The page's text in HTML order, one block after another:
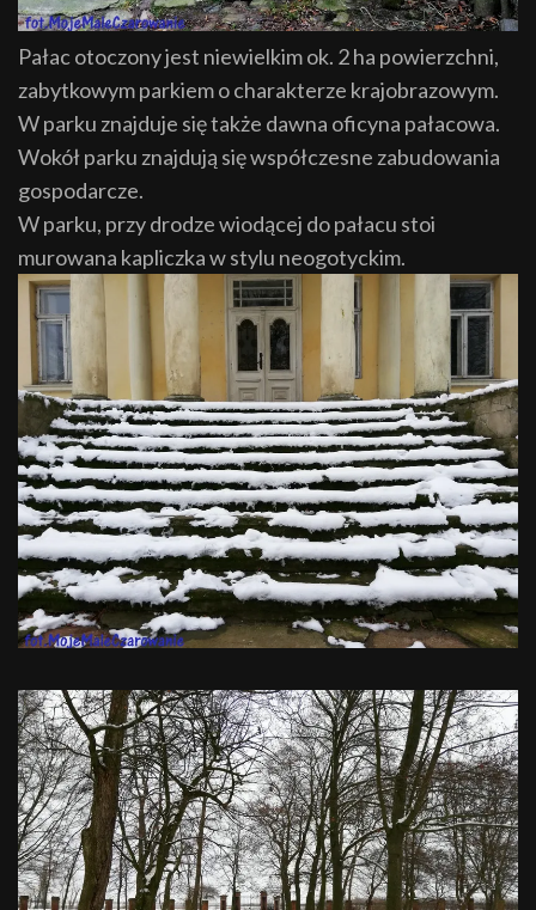
Pałac otoczony jest niewielkim ok. 2 ha powierzchni,
zabytkowym parkiem o charakterze krajobrazowym.
W parku znajduje się także dawna oficyna pałacowa.
Wokół parku znajdują się współczesne zabudowania
gospodarcze.
W parku, przy drodze wiodącej do pałacu stoi
murowana kapliczka w stylu neogotyckim.